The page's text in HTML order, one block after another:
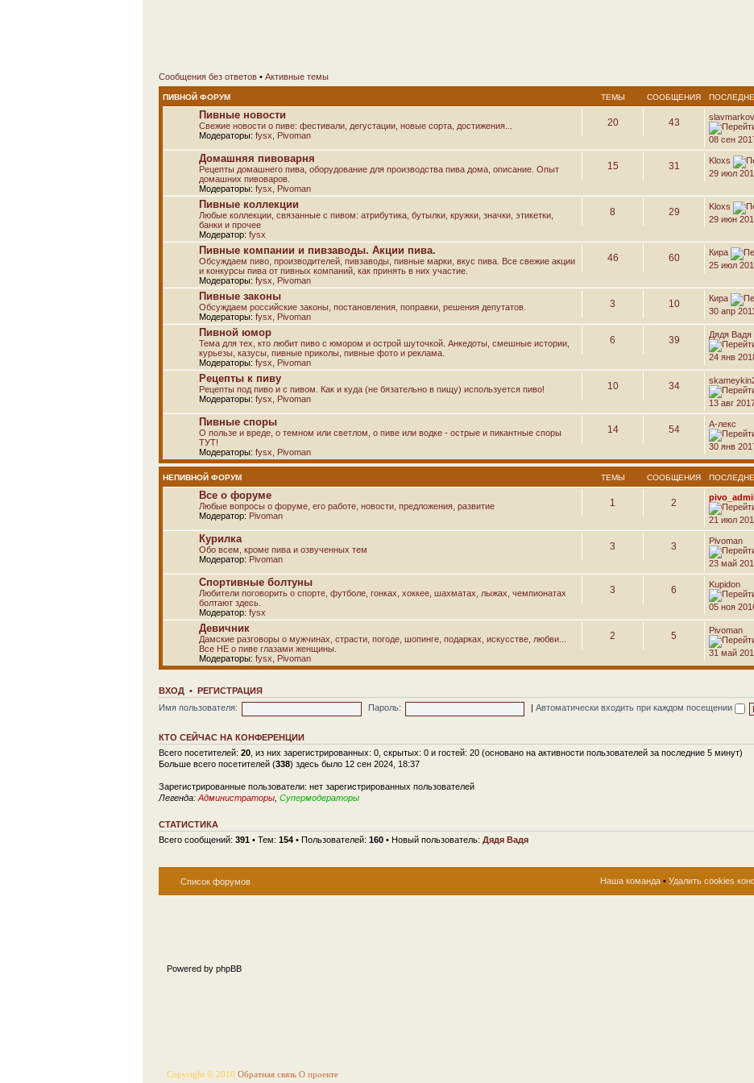
Сообщения без ответов • Активные темы
ПИВНОЙ ФОРУМ ТЕМЫ СООБЩЕНИЯ
Пивные новости
Свежие новости о пиве: фестивали, дегустации, новые сорта, достижения...
Модераторы: fysx Pivoman
20 43 slavmarkov
08 сен
Домашняя пивоварня
Рецепты домашнего пива, оборудование для производства пива дома, описание. Опыт
домашних пивоваров.
Модераторы: fysx Pivoman
15 31
Kloxs
29 июл
Пивные коллекции
Любые коллекции, связанные с пивом: атрибутика, бутылки, кружки, значки, этикетки,
банки и прочее
Модератор: fysx
8 29
Kloxs
29 июн
Пивные компании и пивзаводы. Акции пива.
Обсуждаем пиво, производителей, пивзаводы, пивные марки, вкус пива. Все свежие акции
и конкурсы пива от пивных компаний, как принять в них участие.
Модераторы: fysx Pivoman
46 60
Кира
25 июл
Пивные законы
Обсуждаем российские законы, постановления, поправки, решения депутатов.
Модераторы: fysx Pivoman
3 10
Кира
30 апр
Пивной юмор
Тема для тех, кто любит пиво с юмором и острой шуточкой. Анкедоты, смешные истории,
курьезы, казусы, пивные приколы, пивные фото и реклама.
Модераторы: fysx Pivoman
6 39 Дядя Вадя
24 янв
Рецепты к пиву
Рецепты под пиво и с пивом. Как и куда (не бязательно в пищу) используется пиво!
Модераторы: fysx Pivoman
10 34
13 авг
Пивные споры
О пользе и вреде, о темном или светлом, о пиве или водке - острые и пикантные споры
ТУТ!
Модераторы: fysx Pivoman
14 54 А-лекс
30 янв
НЕПИВНОЙ ФОРУМ ТЕМЫ СООБЩЕНИЯ
Все о форуме
Любые вопросы о форуме, его работе, новости, предложения, развитие
Модератор: Pivoman
1 2
21 июл
Курилка
Обо всем, кроме пива и озвученных тем
Модератор: Pivoman
3 3 Pivoman
23 май
Спортивные болтуны
Любители поговорить о спорте, футболе, гонках, хоккее, шахматах, лыжах, чемпионатах
болтают здесь.
Модератор: fysx
3 6 Kupidon
05 ноя
Девичник
Дамские разговоры о мужчинах, страсти, погоде, шопинге, подарках, искусстве, любви...
Все НЕ о пиве глазами женщины.
Модераторы: fysx Pivoman
2 5 Pivoman
31 май
ВХОД • РЕГИСТРАЦИЯ
Имя пользователя:
Пароль: Автоматически входить при каждом посещении
КТО СЕЙЧАС НА КОНФЕРЕНЦИИ
Всего посетителей: 20 , из них зарегистрированных: 0, скрытых: 0 и гостей: 20 (основано на активности пользователей за последние 5 минут)
Больше всего посетителей (338) здесь было 12 сен 2024, 18:37
Зарегистрированные пользователи: нет зарегистрированных пользователей
Легенда: Администраторы Супермодераторы
СТАТИСТИКА
Всего сообщений: 391 • Тем: 154 • Пользователей: 160 • Новый пользователь: Дядя Вадя
Список форумов Наша команда • Удалить cookies
Powered by phpBB
Copyright © 2010 Обратная связь О проекте